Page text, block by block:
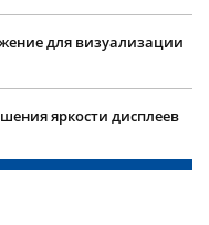
для визуализации
яркости дисплеев